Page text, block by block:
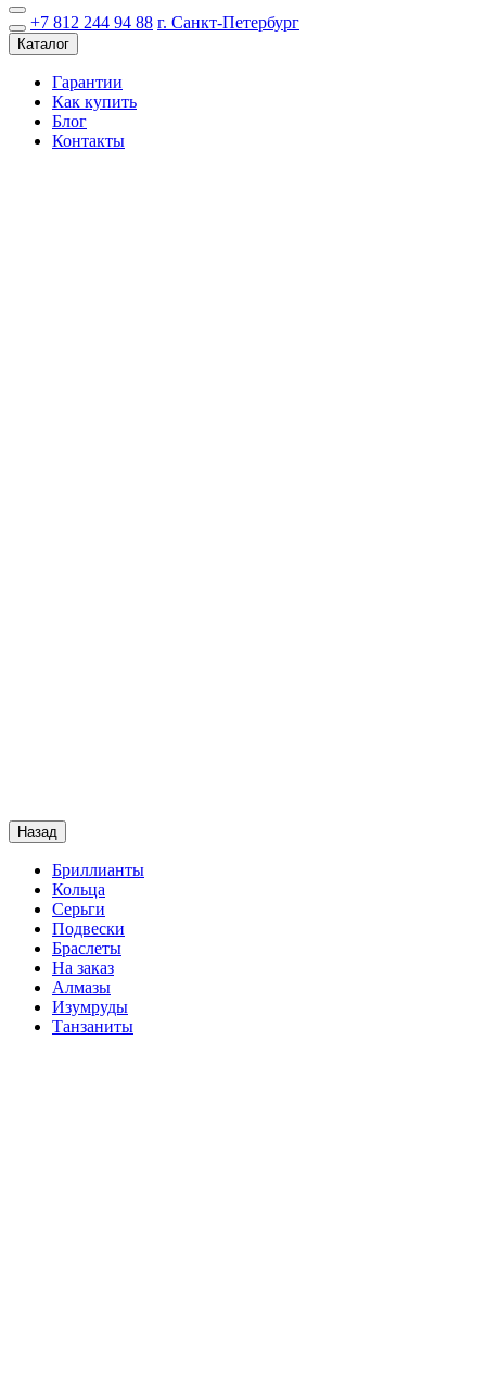
+7 812 244 94 88 г. Санкт-Петербург
Каталог
Гарантии
Как купить
Блог
Контакты
Назад
Бриллианты
Кольца
Серьги
Подвески
Браслеты
На заказ
Алмазы
Изумруды
Танзаниты